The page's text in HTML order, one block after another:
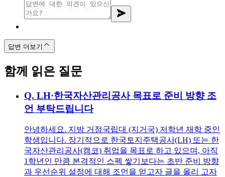
답변 더보기
함께 읽은 질문
Q. LH·한국자산관리공사 목표로 준비 방향 조
언 부탁드립니다
안녕하세요. 지방 거점국립대 (지거국) 저학년 재학 중인
학생입니다. 장기적으로 한국토지주택공사(LH) 또는 한
국자산관리공사(캠코) 취업을 목표로 하고 있으며, 아직
1학년인 만큼 본격적인 스펙 쌓기보다는 초반 준비 방향
과 우선순위 설정에 대해 조언을 얻고자 글을 올리 고자